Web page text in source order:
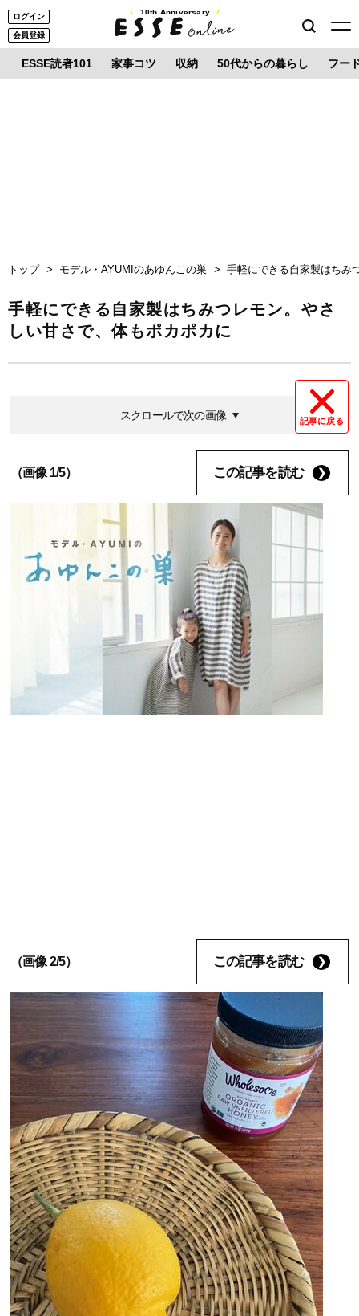
ログイン
会員登録
10th Anniversary
ESSE読者101 家事コツ 収納 50代からの暮らし フー
トップ モデル・AYUMIのあゆんこの巣 手軽にできる自家製はちみ
手軽にできる自家製はちみつレモン。やさ
しい甘さで、体もポカポカに
記事に戻る
スクロールで次の画像
（画像 1/5） この記事を読む
（画像 2/5） この記事を読む